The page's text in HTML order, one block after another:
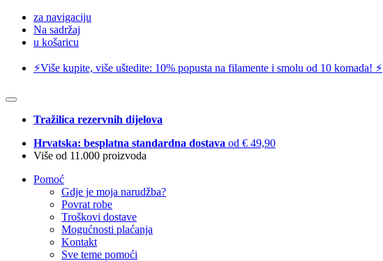
za navigaciju
Na sadržaj
u košaricu
⚡️Više kupite, više uštedite: 10% popusta na filamente i smolu od 10 komada! ⚡️
Tražilica rezervnih dijelova
Hrvatska: besplatna standardna dostava od € 49,90
Više od 11.000 proizvoda
Pomoć
Gdje je moja narudžba?
Povrat robe
Troškovi dostave
Mogućnosti plaćanja
Kontakt
Sve teme pomoći